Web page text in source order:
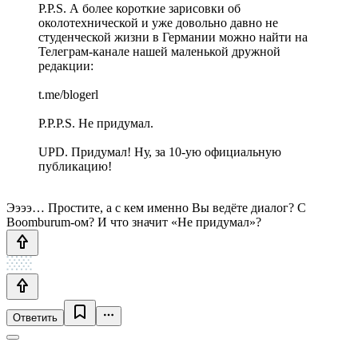
P.P.S. А более короткие зарисовки об
околотехнической и уже довольно давно не
студенческой жизни в Германии можно найти на
Телеграм-канале нашей маленькой дружной
редакции:
t.me/blogerl
P.P.P.S. Не придумал.
UPD. Придумал! Ну, за 10-ую официальную
публикацию!
Ээээ… Простите, а с кем именно Вы ведёте диалог? С
Boomburum-ом? И что значит «Не придумал»?
Ответить